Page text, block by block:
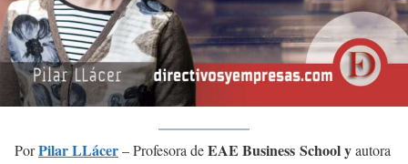
PorPilar LLácer– Profesora deEAE Business School yautora